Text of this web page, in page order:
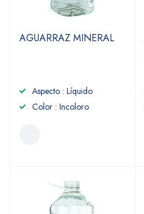
AGUARRAZ MINERAL
Aspecto : Líquido
Color : Incoloro